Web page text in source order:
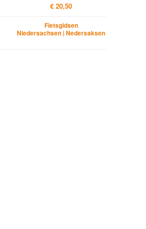
€ 20,50
Fietsgidsen
Niedersachsen | Nedersaksen